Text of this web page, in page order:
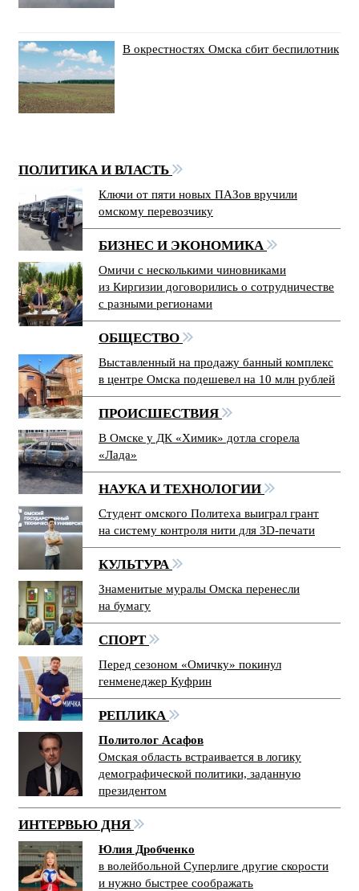
В окрестностях Омска сбит беспилотник
ПОЛИТИКА И ВЛАСТЬ
Ключи от пяти новых ПАЗов вручили
омскому перевозчику
БИЗНЕС И ЭКОНОМИКА
Омичи с несколькими чиновниками
из Киргизии договорились о сотрудничестве
с разными регионами
ОБЩЕСТВО
Выставленный на продажу банный комплекс
в центре Омска подешевел на 10 млн рублей
ПРОИСШЕСТВИЯ
В Омске у ДК «Химик» дотла сгорела
«Лада»
НАУКА И ТЕХНОЛОГИИ
Студент омского Политеха выиграл грант
на систему контроля нити для 3D-печати
КУЛЬТУРА
Знаменитые муралы Омска перенесли
на бумагу
СПОРТ
Перед сезоном «Омичку» покинул
генменеджер Куфрин
РЕПЛИКА
Политолог Асафов
Омская область встраивается в логику
демографической политики, заданную
президентом
ИНТЕРВЬЮ ДНЯ
Юлия Дробченко
в волейбольной Суперлиге другие скорости
и нужно быстрее соображать